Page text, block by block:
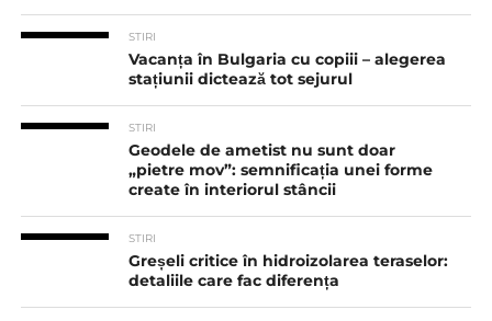
STIRI
Vacanța în Bulgaria cu copiii – alegerea
stațiunii dictează tot sejurul
STIRI
Geodele de ametist nu sunt doar
„pietre mov”: semnificația unei forme
create în interiorul stâncii
STIRI
Greșeli critice în hidroizolarea teraselor:
detaliile care fac diferența